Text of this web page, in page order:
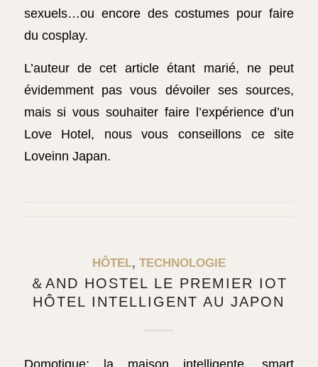
sexuels…ou encore des costumes pour faire
du cosplay.
L’auteur de cet article étant marié, ne peut
évidemment pas vous dévoiler ses sources,
mais si vous souhaiter faire l’expérience d’un
Love Hotel, nous vous conseillons ce site
Loveinn Japan.
HÔTEL, TECHNOLOGIE
＆AND HOSTEL LE PREMIER IOT
HÔTEL INTELLIGENT AU JAPON